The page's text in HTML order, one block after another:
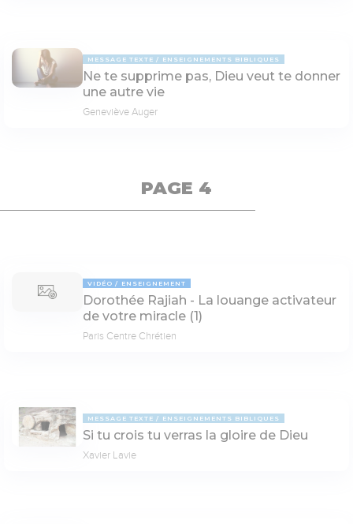
MESSAGE TEXTE ENSEIGNEMENTS BIBLIQUES
Ne te supprime pas, Dieu veut te donner
une autre vie
Geneviève Auger
PAGE 4
VIDÉO ENSEIGNEMENT
Dorothée Rajiah - La louange activateur
de votre miracle (1)
Paris Centre Chrétien
MESSAGE TEXTE ENSEIGNEMENTS BIBLIQUES
Si tu crois tu verras la gloire de Dieu
Xavier Lavie